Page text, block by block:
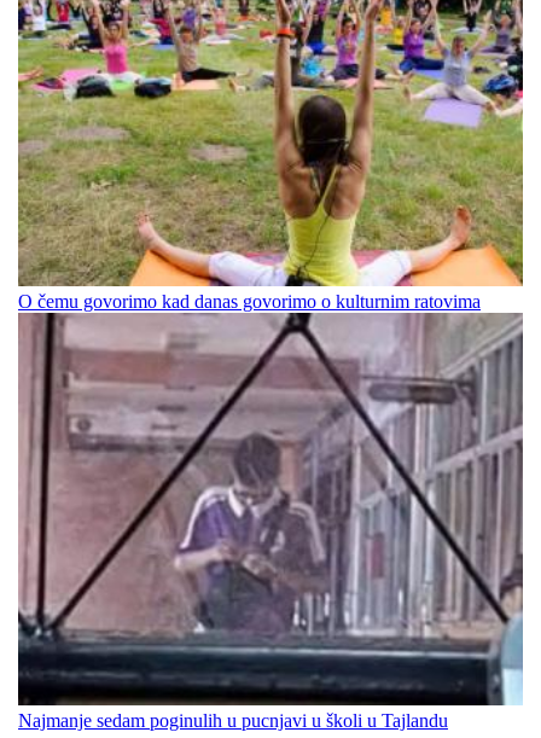
O čemu govorimo kad danas govorimo o kulturnim ratovima
Najmanje sedam poginulih u pucnjavi u školi u Tajlandu